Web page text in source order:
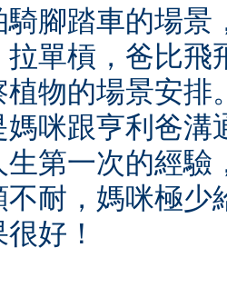
腳踏車的場景
單槓，爸比
物的場景安排
媽咪跟亨利爸
第一次的經驗
不耐，媽咪極
好！